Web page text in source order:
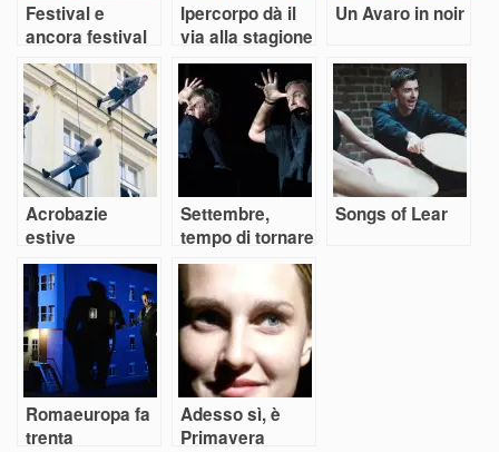
Festival e
ancora festival
Ipercorpo dà il
via alla stagione
dei festival
Un Avaro in noir
Acrobazie
estive
Settembre,
tempo di tornare
nei teatri
Songs of Lear
Romaeuropa fa
trenta
Adesso sì, è
Primavera